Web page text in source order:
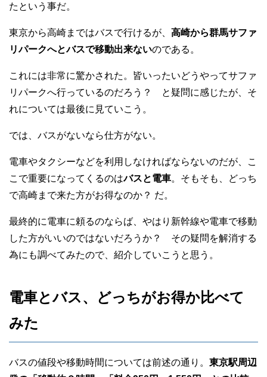
たという事だ。
東京から高崎まではバスで行けるが、 高崎から群馬サファ
リパークへとバスで移動出来ないのである。
これには非常に驚かされた。皆いったいどうやってサファ
リパークへ行っているのだろう？ と疑問に感じたが、そ
れについては最後に見ていこう。
では、バスがないなら仕方がない。
電車やタクシーなどを利用しなければならないのだが、こ
こで重要になってくるのはバスと電車。そもそも、どっち
で高崎まで来た方がお得なのか？ だ。
最終的に電車に頼るのならば、やはり新幹線や電車で移動
した方がいいのではないだろうか？ その疑問を解消する
為にも調べてみたので、紹介していこうと思う。
電車とバス、どっちがお得か比べて
みた
バスの値段や移動時間については前述の通り。 東京駅周辺